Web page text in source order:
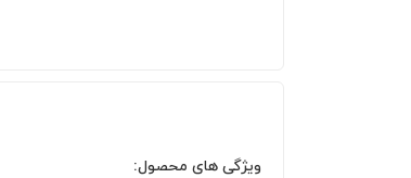
ویژگی های محصول: